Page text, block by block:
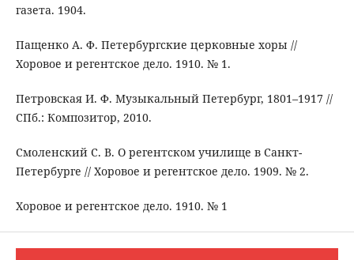
газета. 1904.
Пащенко А. Ф. Петербургские церковные хоры //
Хоровое и регентское дело. 1910. № 1.
Петровская И. Ф. Музыкальный Петербург, 1801–1917 //
СПб.: Композитор, 2010.
Смоленский С. В. О регентском училище в Санкт-
Петербурге // Хоровое и регентское дело. 1909. № 2.
Хоровое и регентское дело. 1910. № 1